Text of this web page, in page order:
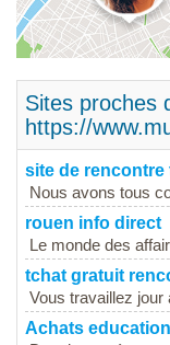
Sites proches
https://
site de
Nous avons tous
rouen info direct
Le monde des
tchat gratuit
Vous travaillez
Achats education